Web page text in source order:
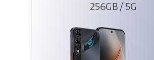
256GB / 5G